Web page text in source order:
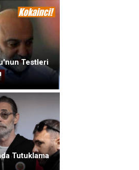
Testleri
Tutuklama